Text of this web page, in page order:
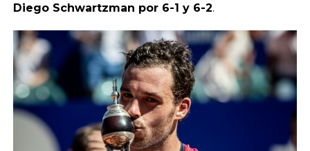
Diego Schwartzman por 6-1 y 6-2.